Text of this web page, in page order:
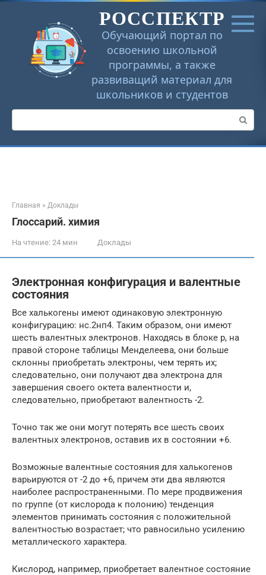
Перейти
РОССПЕКТР
Обучающий портал по
освоению школьной
программы, а также
развиващий материал для
школьников и студентов
Поиск:
Главная » Доклады
Глоссарий. химия
На чтение: 24 мин Доклады
Электронная конфигурация и валентные
состояния
Все халькогены имеют одинаковую электронную
конфигурацию: нс.2нп4. Таким образом, они имеют
шесть валентных электронов. Находясь в блоке p, на
правой стороне таблицы Менделеева, они больше
склонны приобретать электроны, чем терять их;
следовательно, они получают два электрона для
завершения своего октета валентности и,
следовательно, приобретают валентность -2.
Точно так же они могут потерять все шесть своих
валентных электронов, оставив их в состоянии +6.
Возможные валентные состояния для халькогенов
варьируются от -2 до +6, причем эти два являются
наиболее распространенными. По мере продвижения
по группе (от кислорода к полонию) тенденция
элементов принимать состояния с положительной
валентностью возрастает; что равносильно усилению
металлического характера.
Кислород, например, приобретает валентное состояние